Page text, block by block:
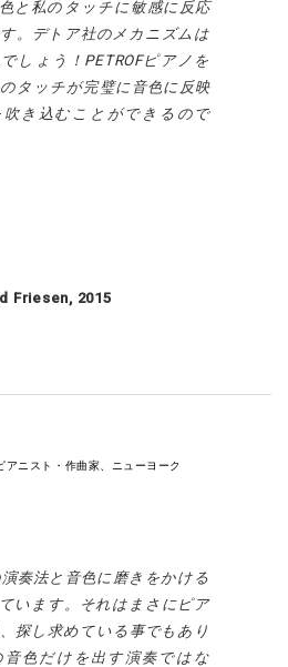
と私のタッチに敏感に反応
。デトア社のメカニズムは
しょう！ PETROFピアノを
タッチが完璧に音色に反映
吹き込むことができるので
Friesen, 2015
アニスト・作曲家、ニューヨーク
奏法と音色に磨きをかける
います。それはまさにピア
探し求めている事でもあり
音色だけを出す演奏ではな